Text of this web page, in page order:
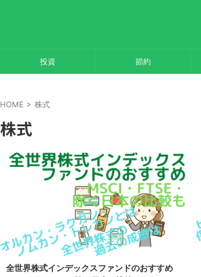
投資 節約
HOME > 株式
株式
全世界株式インデックスファンドのおすすめ